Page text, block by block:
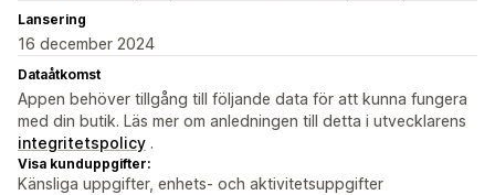
Lansering
16 december 2024
Dataåtkomst
Appen behöver tillgång till följande data för att kunna fungera
med din butik. Läs mer om anledningen till detta i utvecklarens
integritetspolicy .
Visa kunduppgifter:
Känsliga uppgifter, enhets- och aktivitetsuppgifter